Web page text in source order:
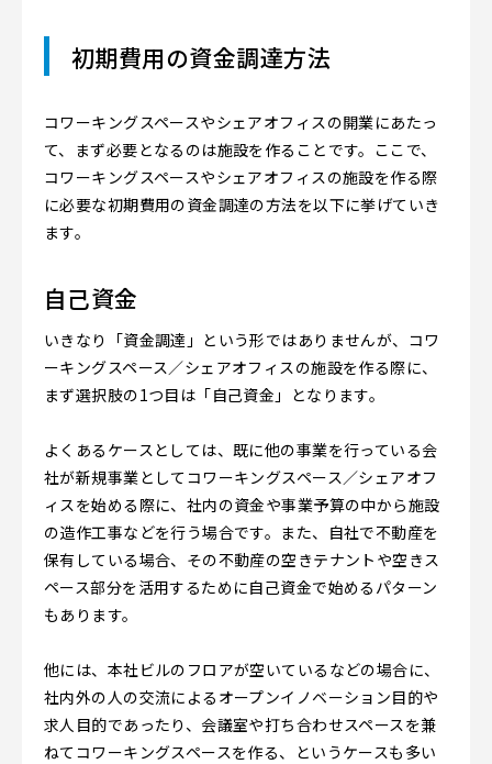
初期費用の資金調達方法
コワーキングスペースやシェアオフィスの開業にあたっ
て、まず必要となるのは施設を作ることです。ここで、
コワーキングスペースやシェアオフィスの施設を作る際
に必要な初期費用の資金調達の方法を以下に挙げていき
ます。
自己資金
いきなり「資金調達」という形ではありませんが、コワ
ーキングスペース／シェアオフィスの施設を作る際に、
まず選択肢の1つ目は「自己資金」となります。
よくあるケースとしては、既に他の事業を行っている会
社が新規事業としてコワーキングスペース／シェアオフ
ィスを始める際に、社内の資金や事業予算の中から施設
の造作工事などを行う場合です。また、自社で不動産を
保有している場合、その不動産の空きテナントや空きス
ペース部分を活用するために自己資金で始めるパターン
もあります。
他には、本社ビルのフロアが空いているなどの場合に、
社内外の人の交流によるオープンイノベーション目的や
求人目的であったり、会議室や打ち合わせスペースを兼
ねてコワーキングスペースを作る、というケースも多い